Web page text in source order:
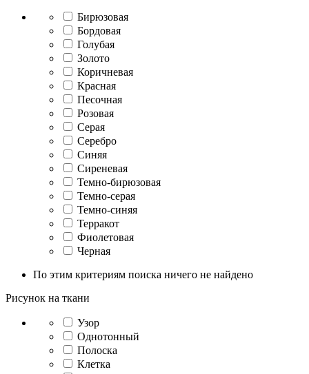
Бирюзовая
Бордовая
Голубая
Золото
Коричневая
Красная
Песочная
Розовая
Серая
Серебро
Синяя
Сиреневая
Темно-бирюзовая
Темно-серая
Темно-синяя
Терракот
Фиолетовая
Черная
По этим критериям поиска ничего не найдено
Рисунок на ткани
Узор
Однотонный
Полоска
Клетка